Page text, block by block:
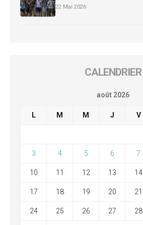
22 Mai 2026
CALENDRIER
août 2026
L M M J V
3 4 5 6 7
10 11 12 13 14
17 18 19 20 21
24 25 26 27 28